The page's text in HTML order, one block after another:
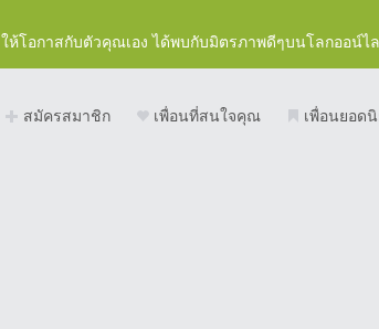
ให้โอกาสกับตัวคุณเอง ได้พบกับมิตรภาพดีๆบนโลกออน์ไ
สมัครสมาชิก เพื่อนที่สนใจคุณ เพื่อนยอด